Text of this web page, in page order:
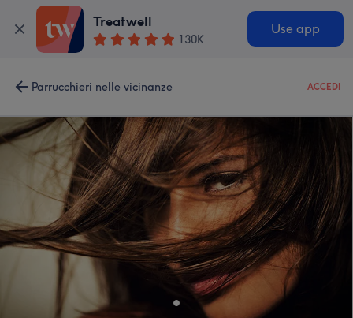
Treatwell
130K
Use app
Parrucchieri nelle vicinanze ACCEDI